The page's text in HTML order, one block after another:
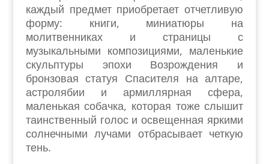
каждый предмет приобретает отчетливую
форму: книги, миниатюры на
молитвенниках и страницы с
музыкальными композициями, маленькие
скульптуры эпохи Возрождения и
бронзовая статуя Спасителя на алтаре,
астролябии и армиллярная сфера,
маленькая собачка, которая тоже слышит
таинственный голос и освещенная яркими
солнечными лучами отбрасывает четкую
тень.